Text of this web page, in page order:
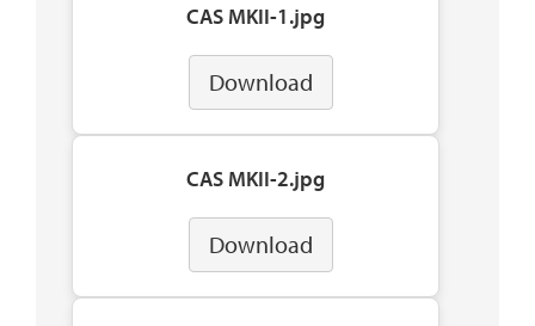
CAS MKII-1.jpg
Download
CAS MKII-2.jpg
Download